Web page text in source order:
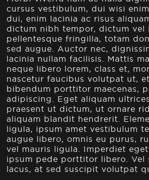
cursus vestibulum, dui wisi
dui, enim lacinia ac risus
dictum nibh tempor, dictum vel
pellentesque fringilla, totam
sed augue. Auctor nec,
lacinia nullam facilisis. Mattis
neque libero lorem, class et,
nascetur faucibus volutpat ut,
bibendum porttitor maecenas,
adipiscing. Eget aliquam
praesent ut dictum, ut ornare
aliquam blandit hendrerit.
ligula, ipsum amet vestibulum
augue libero, omnis eu purus,
vel mauris ligula. Imperdiet
ipsum pede porttitor libero. Vel
lacus, at sed suscipit volutpat